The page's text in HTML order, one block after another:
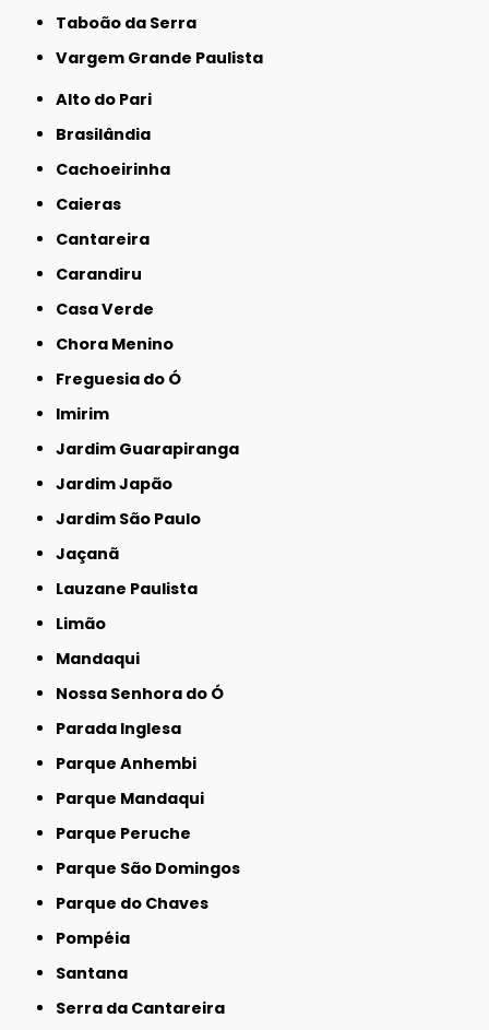
Taboão da Serra
Vargem Grande Paulista
Alto do Pari
Brasilândia
Cachoeirinha
Caieras
Cantareira
Carandiru
Casa Verde
Chora Menino
Freguesia do Ó
Imirim
Jardim Guarapiranga
Jardim Japão
Jardim São Paulo
Jaçanã
Lauzane Paulista
Limão
Mandaqui
Nossa Senhora do Ó
Parada Inglesa
Parque Anhembi
Parque Mandaqui
Parque Peruche
Parque São Domingos
Parque do Chaves
Pompéia
Santana
Serra da Cantareira